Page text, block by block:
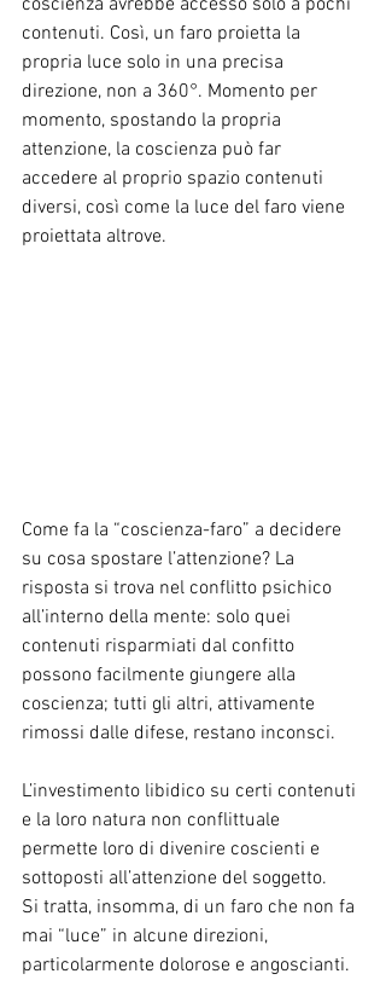
coscienza avrebbe accesso solo a pochi
contenuti. Così, un faro proietta la
propria luce solo in una precisa
direzione, non a 360°. Momento per
momento, spostando la propria
attenzione, la coscienza può far
accedere al proprio spazio contenuti
diversi, così come la luce del faro viene
proiettata altrove.
Come fa la “coscienza-faro” a decidere
su cosa spostare l’attenzione? La
risposta si trova nel conflitto psichico
all’interno della mente: solo quei
contenuti risparmiati dal confitto
possono facilmente giungere alla
coscienza; tutti gli altri, attivamente
rimossi dalle difese, restano inconsci.
L’investimento libidico su certi contenuti
e la loro natura non conflittuale
permette loro di divenire coscienti e
sottoposti all’attenzione del soggetto.
Si tratta, insomma, di un faro che non fa
mai “luce” in alcune direzioni,
particolarmente dolorose e angoscianti.